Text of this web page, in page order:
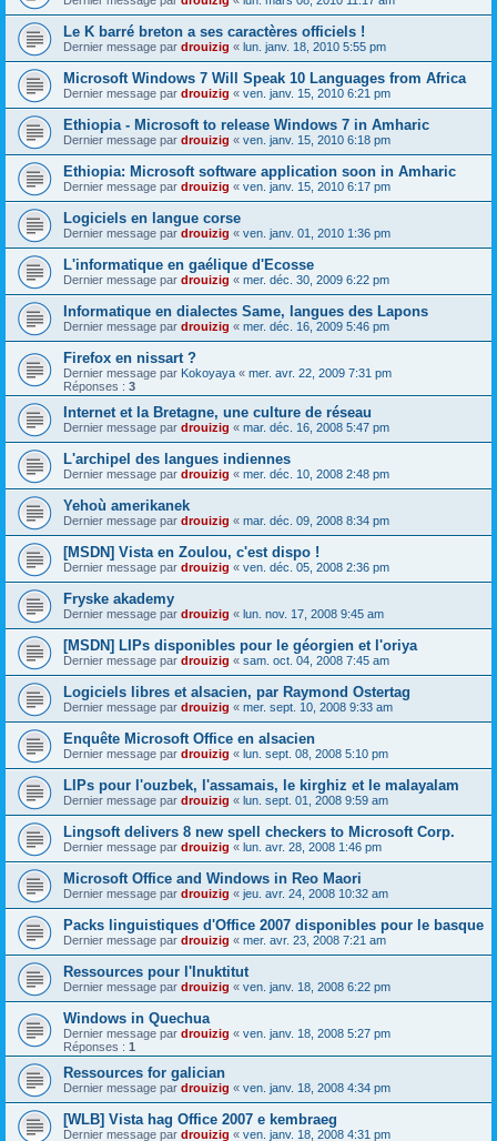
Le K barré breton a ses caractères officiels !
Dernier message par drouizig « lun. janv. 18, 2010 5:55 pm
Microsoft Windows 7 Will Speak 10 Languages from Africa
Dernier message par drouizig « ven. janv. 15, 2010 6:21 pm
Ethiopia - Microsoft to release Windows 7 in Amharic
Dernier message par drouizig « ven. janv. 15, 2010 6:18 pm
Ethiopia: Microsoft software application soon in Amharic
Dernier message par drouizig « ven. janv. 15, 2010 6:17 pm
Logiciels en langue corse
Dernier message par drouizig « ven. janv. 01, 2010 1:36 pm
L'informatique en gaélique d'Ecosse
Dernier message par drouizig « mer. déc. 30, 2009 6:22 pm
Informatique en dialectes Same, langues des Lapons
Dernier message par drouizig « mer. déc. 16, 2009 5:46 pm
Firefox en nissart ?
Dernier message par Kokoyaya « mer. avr. 22, 2009 7:31 pm
Réponses : 3
Internet et la Bretagne, une culture de réseau
Dernier message par drouizig « mar. déc. 16, 2008 5:47 pm
L'archipel des langues indiennes
Dernier message par drouizig « mer. déc. 10, 2008 2:48 pm
Yehoù amerikanek
Dernier message par drouizig « mar. déc. 09, 2008 8:34 pm
[MSDN] Vista en Zoulou, c'est dispo !
Dernier message par drouizig « ven. déc. 05, 2008 2:36 pm
Fryske akademy
Dernier message par drouizig « lun. nov. 17, 2008 9:45 am
[MSDN] LIPs disponibles pour le géorgien et l'oriya
Dernier message par drouizig « sam. oct. 04, 2008 7:45 am
Logiciels libres et alsacien, par Raymond Ostertag
Dernier message par drouizig « mer. sept. 10, 2008 9:33 am
Enquête Microsoft Office en alsacien
Dernier message par drouizig « lun. sept. 08, 2008 5:10 pm
LIPs pour l'ouzbek, l'assamais, le kirghiz et le malayalam
Dernier message par drouizig « lun. sept. 01, 2008 9:59 am
Lingsoft delivers 8 new spell checkers to Microsoft Corp.
Dernier message par drouizig « lun. avr. 28, 2008 1:46 pm
Microsoft Office and Windows in Reo Maori
Dernier message par drouizig « jeu. avr. 24, 2008 10:32 am
Packs linguistiques d'Office 2007 disponibles pour le basque
Dernier message par drouizig « mer. avr. 23, 2008 7:21 am
Ressources pour l'Inuktitut
Dernier message par drouizig « ven. janv. 18, 2008 6:22 pm
Windows in Quechua
Dernier message par drouizig « ven. janv. 18, 2008 5:27 pm
Réponses : 1
Ressources for galician
Dernier message par drouizig « ven. janv. 18, 2008 4:34 pm
[WLB] Vista hag Office 2007 e kembraeg
Dernier message par drouizig « ven. janv. 18, 2008 4:31 pm